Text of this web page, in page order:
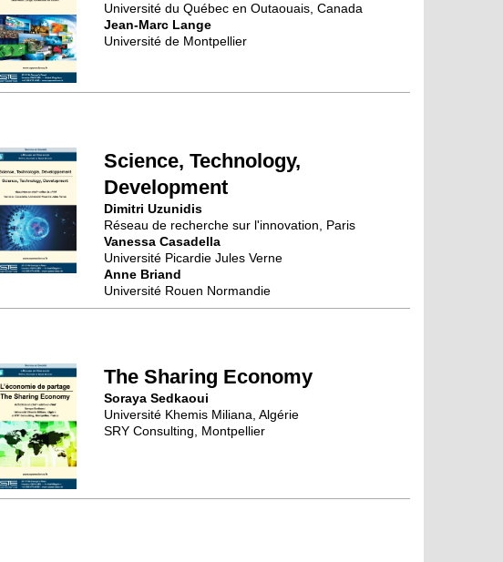
Université du Québec en Outaouais, Canada
Jean-Marc Lange
Université de Montpellier
Science, Technology,
Development
Dimitri Uzunidis
Réseau de recherche sur l'innovation, Paris
Vanessa Casadella
Université Picardie Jules Verne
Anne Briand
Université Rouen Normandie
The Sharing Economy
Soraya Sedkaoui
Université Khemis Miliana, Algérie
SRY Consulting, Montpellier